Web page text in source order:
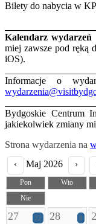
Bilety do nabycia w
Kalendarz
miej zawsze pod
iOS).
Informacje o
Bydgoskie Centrum
jakiekolwiek zmiany
Strona wydarzenia na
‹
Maj 2026 ›
Pon Wto
Nie
27 22 28 6